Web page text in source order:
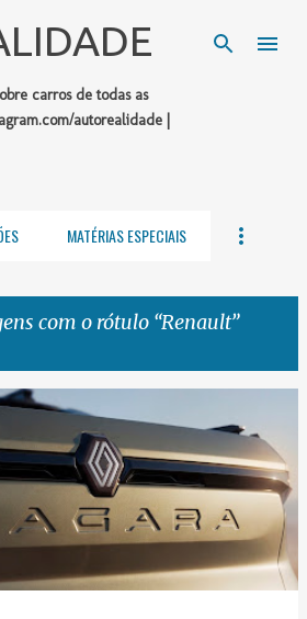
o conteúdo principal
carros de todas as
autorealidade |
MATÉRIAS ESPECIAIS
com o rótulo Renault